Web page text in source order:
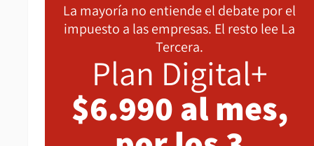
La mayoría no entiende el debate por el
impuesto a las empresas. El resto lee La
Tercera.
Plan Digital+
$6.990 al mes,